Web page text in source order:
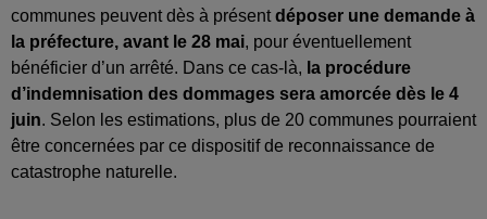
communes peuvent dès à présentdéposer une demande à
la préfecture, avant le 28 mai, pour éventuellement
bénéficier d’un arrêté. Dans ce cas-là, la procédure
d’indemnisation des dommages sera amorcée dès le 4
juin. Selon les estimations, plus de 20 communes pourraient
être concernées par ce dispositif de reconnaissance de
catastrophe naturelle.